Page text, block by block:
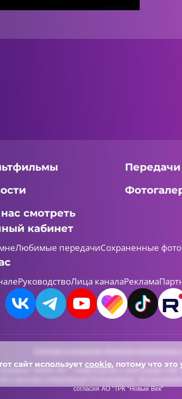
Передачи
смотреть
кабинет
Любимые передачиСохраненные
РуководствоЛица каналаРеклама
«ШАЯН ТВ» , Свидетельство о регистрации
и массовых коммуникаций (Роскомнадзор).
согласия АО "ТРК "Новый Век"
сайт использует cookie, потому что это